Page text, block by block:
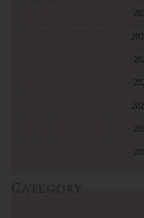
Category